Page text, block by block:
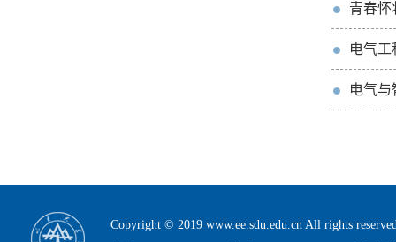
青春
电气
电气与
Copyright © 2019 www.ee.sdu.edu.cn All rights